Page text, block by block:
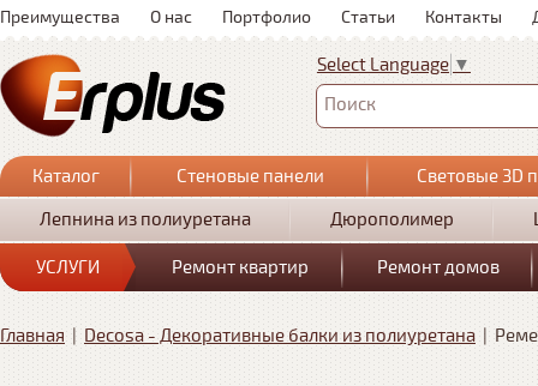
Преимущества О нас Портфолио Статьи Контакты
Select Language ▼
Поиск
Каталог Стеновые панели
Световые 3D
Лепнина из полиуретана
Дюрополимер
УСЛУГИ Ремонт квартир Ремонт домов
Главная | Decosa - Декоративные балки из полиуретана |